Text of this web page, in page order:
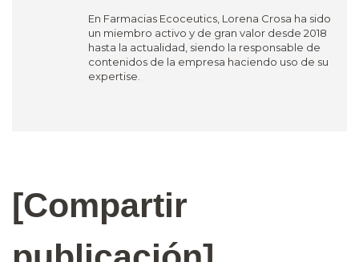
En Farmacias Ecoceutics, Lorena Crosa ha sido
un miembro activo y de gran valor desde 2018
hasta la actualidad, siendo la responsable de
contenidos de la empresa haciendo uso de su
expertise.
[Compartir